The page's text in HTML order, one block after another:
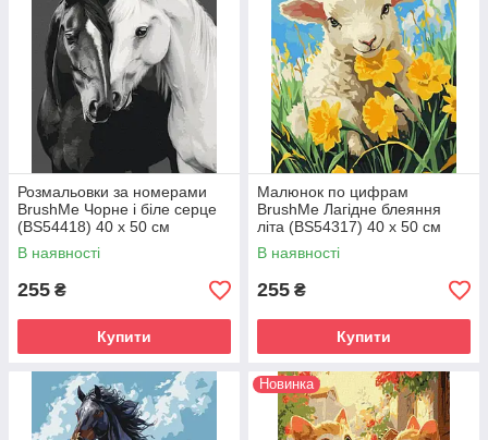
Розмальовки за номерами
BrushMe Чорне і біле серце
(BS54418) 40 х 50 см
В наявності
255 ₴
Купити
Малюнок по цифрам
BrushMe Лагідне блеяння
літа (BS54317) 40 х 50 см
В наявності
255 ₴
Купити
Новинка